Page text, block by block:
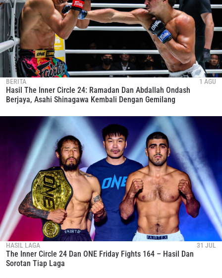
BERITA 1 AGU
Hasil The Inner Circle 24: Ramadan Dan Abdallah Ondash
Berjaya, Asahi Shinagawa Kembali Dengan Gemilang
HASIL LAGA 31 JUL
The Inner Circle 24 Dan ONE Friday Fights 164 – Hasil Dan
Sorotan Tiap Laga